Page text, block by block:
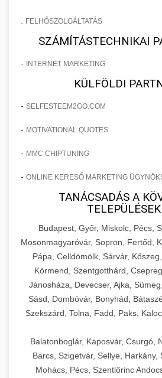
FELHŐSZOLGÁLTATÁS
SZÁMÍTÁSTECHNIKAI
- INTERNET MARKETING
KÜLFÖLDI
- SELFESTEEM2GO.COM
- MOTIVATIONAL QUOTES
- MMC CHIPTUNING
- ONLINE KERESŐ MARKETING
TANÁCSADÁS A
Budapest, Győr, Miskolc, Pécs,
Mosonmagyaróvár, Sopron, Fertőd,
Pápa, Celldömölk, Sárvár,
Körmend, Szentgotthárd,
Jánosháza, Devecser, Ajka,
Sásd, Dombóvár, Bonyhád,
Szekszárd, Tolna, Fadd, Paks,
Balatonboglár, Kaposvár, Csurgó,
Barcs, Szigetvár, Sellye, Harkány,
Mohács, Pécs, Szentlőrinc